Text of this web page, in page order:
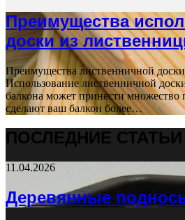
Преимущества
доски из
Преимущества лиственничной
Использование лиственничной
балкона может принести множество
сделают ваш балкон более…
ПОСЛЕДНИЕ СТАТЬИ
11.04.2026
Деревянные